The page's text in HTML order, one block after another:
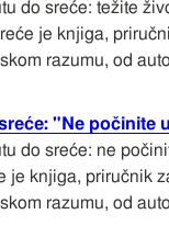
do sreće: težite
je knjiga,
razumu, od
"Ne počinite
do sreće: ne
je knjiga, priručnik
razumu, od